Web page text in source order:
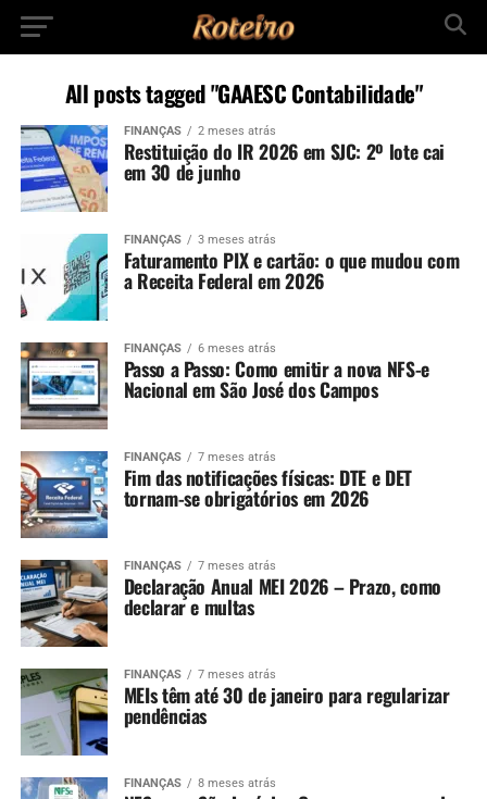
All posts tagged "GAAESC Contabilidade"
FINANÇAS 2 meses atrás
Restituição do IR 2026 em SJC: 2º lote cai
em 30 de junho
FINANÇAS 3 meses atrás
Faturamento PIX e cartão: o que mudou com
a Receita Federal em 2026
FINANÇAS 6 meses atrás
Passo a Passo: Como emitir a nova NFS-e
Nacional em São José dos Campos
FINANÇAS 7 meses atrás
Fim das notificações físicas: DTE e DET
tornam-se obrigatórios em 2026
FINANÇAS 7 meses atrás
Declaração Anual MEI 2026 – Prazo, como
declarar e multas
FINANÇAS 7 meses atrás
MEIs têm até 30 de janeiro para regularizar
pendências
FINANÇAS 8 meses atrás